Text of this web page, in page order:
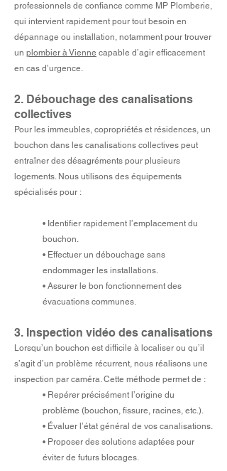
professionnels de confiance comme MP Plomberie,
qui intervient rapidement pour tout besoin en
dépannage ou installation, notamment pour trouver
un plombier à Vienne capable d’agir efficacement
en cas d’urgence.
2. Débouchage des canalisations
collectives
Pour les immeubles, copropriétés et résidences, un
bouchon dans les canalisations collectives peut
entraîner des désagréments pour plusieurs
logements. Nous utilisons des équipements
spécialisés pour :
• Identifier rapidement l’emplacement du
bouchon.
• Effectuer un débouchage sans
endommager les installations.
• Assurer le bon fonctionnement des
évacuations communes.
3. Inspection vidéo des canalisations
Lorsqu’un bouchon est difficile à localiser ou qu’il
s’agit d’un problème récurrent, nous réalisons une
inspection par caméra. Cette méthode permet de :
• Repérer précisément l’origine du
problème (bouchon, fissure, racines, etc.).
• Évaluer l’état général de vos canalisations.
• Proposer des solutions adaptées pour
éviter de futurs blocages.